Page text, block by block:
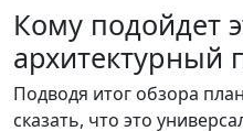
Кому подойдет
архитектурный
Подводя итог обзора
сказать, что это